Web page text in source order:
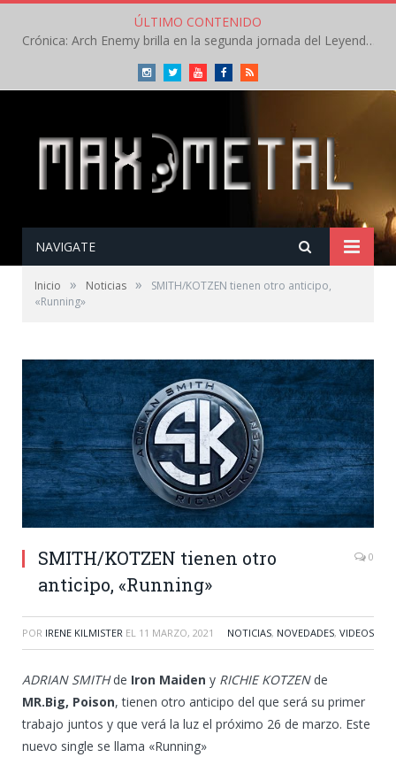
ÚLTIMO CONTENIDO
Crónica: Arch Enemy brilla en la segunda jornada del Leyendas del Rock – Jueves – Agosto 2026
InstagramTwitterYoutubeFacebookRSS
NAVIGATE
Inicio » Noticias »
SMITH/KOTZEN tienen otro anticipo,
«Running»
SMITH/KOTZEN tienen otro
anticipo, «Running»
0
POR IRENE KILMISTER EL 11 MARZO, 2021 NOTICIAS, NOVEDADES, VIDEOS
ADRIAN SMITHde Iron Maiden y RICHIE KOTZENde
MR.Big, Poison, tienen otro anticipo del que será su primer
trabajo juntos y que verá la luz el próximo 26 de marzo. Este
nuevo single se llama «Running»